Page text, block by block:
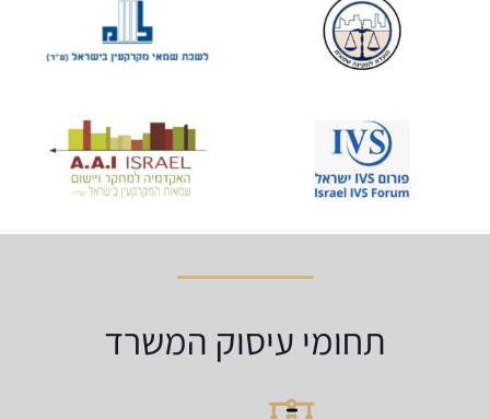
תחומי עיסוק המשרד